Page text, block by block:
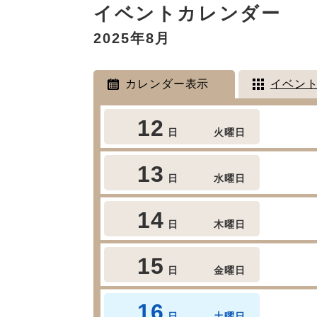
文
イベントカレンダー
2025年8月
カレンダー表示 イベン
12 日 火曜日
13 日 水曜日
14 日 木曜日
15 日 金曜日